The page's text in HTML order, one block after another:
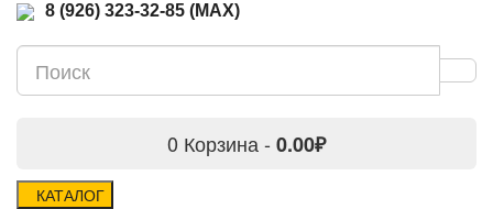
8 (926) 323-32-85 (MAX)
0 Корзина - 0.00₽
КАТАЛОГ